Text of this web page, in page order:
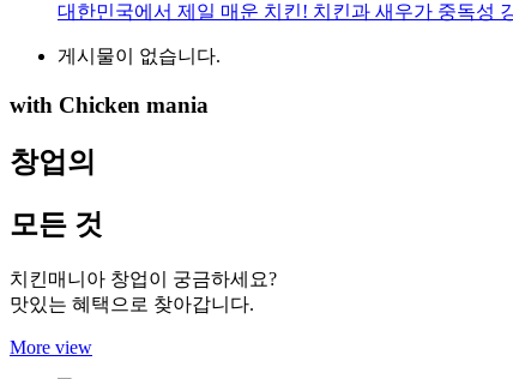
대한민국에서 제일 매운 치킨! 치킨과 새우가 중독성
게시물이 없습니다.
with Chicken mania
창업의
모든 것
치킨매니아 창업이 궁금하세요?
맛있는 혜택으로 찾아갑니다.
More view